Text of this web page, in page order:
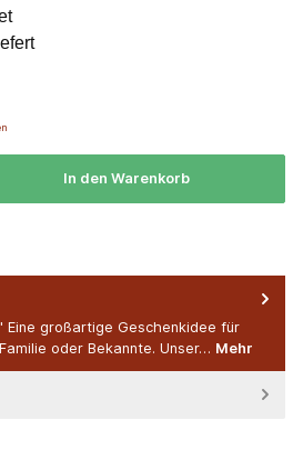
In den Warenkorb
Eine großartige Geschenkidee für
oder Bekannte. Unser… Mehr